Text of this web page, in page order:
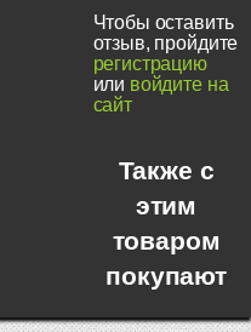
Чтобы оставить
отзыв, пройдите
регистрацию
или войдите на
сайт
Также с
этим
товаром
покупают